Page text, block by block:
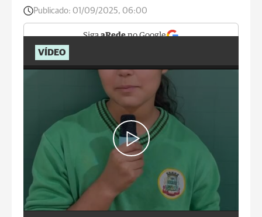
Publicado: 01/09/2025, 06:00
SigaaRedeno Google
VÍDEO